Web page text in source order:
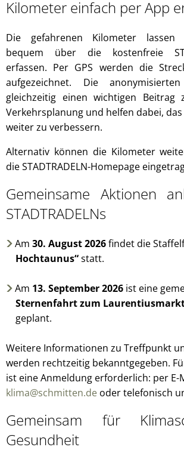
Kilometer einfach per App
Die gefahrenen Kilometer lassen
bequem über die kostenfreie
erfassen. Per GPS werden die
aufgezeichnet. Die
gleichzeitig einen wichtigen Beitrag
Verkehrsplanung und helfen dabei,
weiter zu verbessern.
Alternativ können die Kilometer
die STADTRADELN-Homepage
Gemeinsame Aktionen
STADTRADELNs
Am30. August 2026findet die
Hochtaunus“statt.
Am 13. September 2026 ist eine
Sternenfahrt zum
geplant.
Weitere Informationen zu Treffpunkt
werden rechtzeitig bekanntgegeben.
ist eine Anmeldung erforderlich: per E-
klima@schmitten.de oder telefonisch
Gemeinsam für
Gesundheit